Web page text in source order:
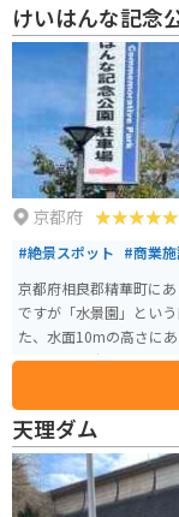
けいはんな記念
京都府
#絶景スポット #商業
京都府相良郡精華町に
ですが「水景園」とい
た、水面10mの高さに
までの道も広くてキレ
天理ダム